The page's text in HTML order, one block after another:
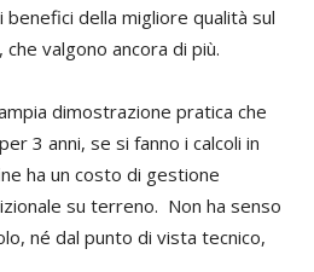
della migliore qualità sul
valgono ancora di più.
dimostrazione pratica che
3 anni, se si fanno i calcoli in
ha un costo di gestione
su terreno. Non ha senso
né dal punto di vista tecnico,